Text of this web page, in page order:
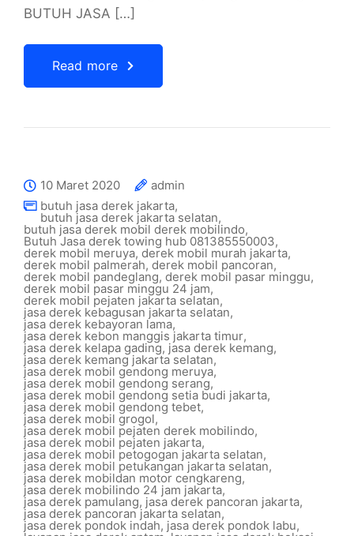
BUTUH JASA […]
Read more
10 Maret 2020
admin
butuh jasa derek jakarta,
butuh jasa derek jakarta selatan,
butuh jasa derek mobil derek mobilindo,
Butuh Jasa derek towing hub 081385550003,
derek mobil meruya, derek mobil murah jakarta,
derek mobil palmerah, derek mobil pancoran,
derek mobil pandeglang, derek mobil pasar minggu,
derek mobil pasar minggu 24 jam,
derek mobil pejaten jakarta selatan,
jasa derek kebagusan jakarta selatan,
jasa derek kebayoran lama,
jasa derek kebon manggis jakarta timur,
jasa derek kelapa gading, jasa derek kemang,
jasa derek kemang jakarta selatan,
jasa derek mobil gendong meruya,
jasa derek mobil gendong serang,
jasa derek mobil gendong setia budi jakarta,
jasa derek mobil gendong tebet,
jasa derek mobil grogol,
jasa derek mobil pejaten derek mobilindo,
jasa derek mobil pejaten jakarta,
jasa derek mobil petogogan jakarta selatan,
jasa derek mobil petukangan jakarta selatan,
jasa derek mobildan motor cengkareng,
jasa derek mobilindo 24 jam jakarta,
jasa derek pamulang, jasa derek pancoran jakarta,
jasa derek pancoran jakarta selatan,
jasa derek pondok indah, jasa derek pondok labu,